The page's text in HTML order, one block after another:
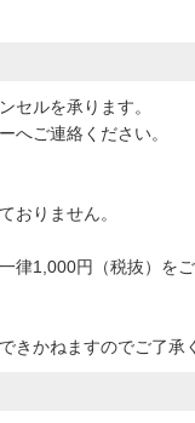
セルを承ります。
へご連絡ください。
おりません。
律1,000円（税抜）を
きかねますのでご了承